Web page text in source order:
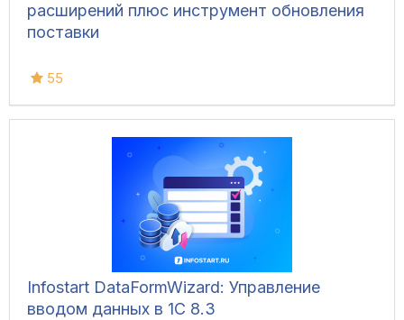
расширений плюс инструмент обновления
поставки
55
Infostart DataFormWizard: Управление
вводом данных в 1С 8.3